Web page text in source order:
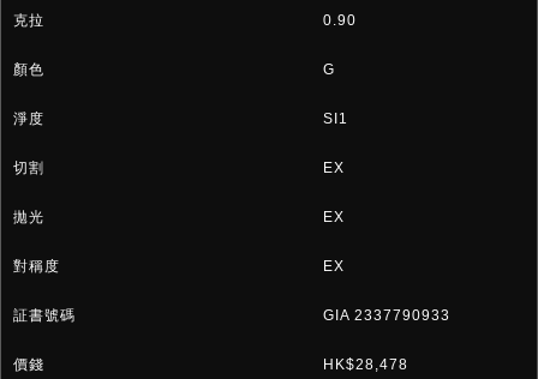
0.90
G
SI1
EX
EX
EX
GIA 2337790933
HK$28,478